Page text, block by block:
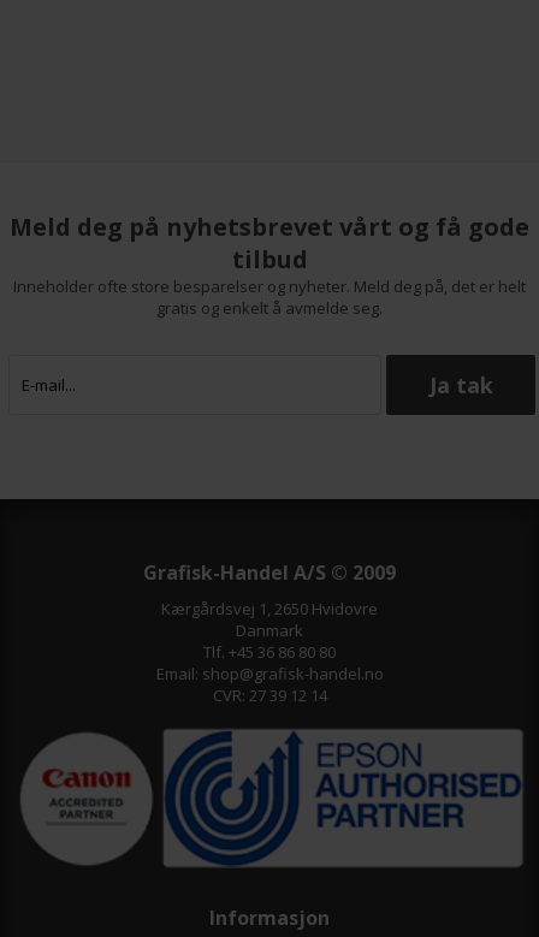
Meld deg på nyhetsbrevet vårt og få gode
tilbud
Inneholder ofte store besparelser og nyheter. Meld deg på, det er helt
gratis og enkelt å avmelde seg.
Grafisk-Handel A/S © 2009
Kærgårdsvej 1, 2650 Hvidovre
Danmark
Tlf. +45 36 86 80 80
Email: shop@grafisk-handel.no
CVR: 27 39 12 14
Informasjon